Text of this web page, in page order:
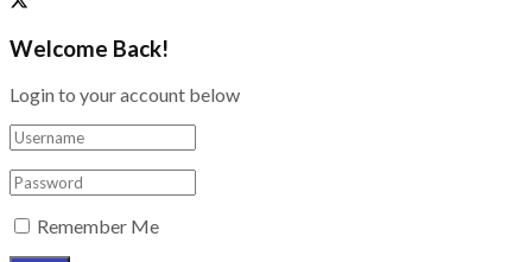
Welcome Back!
Login to your account below
Remember Me